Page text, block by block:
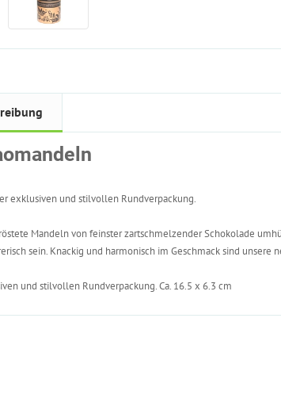
exklusiven und stilvollen Rundverpackung.
Mandeln von feinster zartschmelzender Schokolade
sein. Knackig und harmonisch im Geschmack sind unsere
und stilvollen Rundverpackung. Ca. 16.5 x 6.3 cm